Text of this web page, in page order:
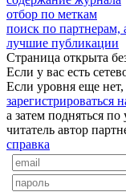
отбор по меткам
поиск по партнерам,
лучшие публикации
Страница открыта
Если у вас есть
Если уровня еще
зарегистрироваться
а затем подняться
читатель автор
справка